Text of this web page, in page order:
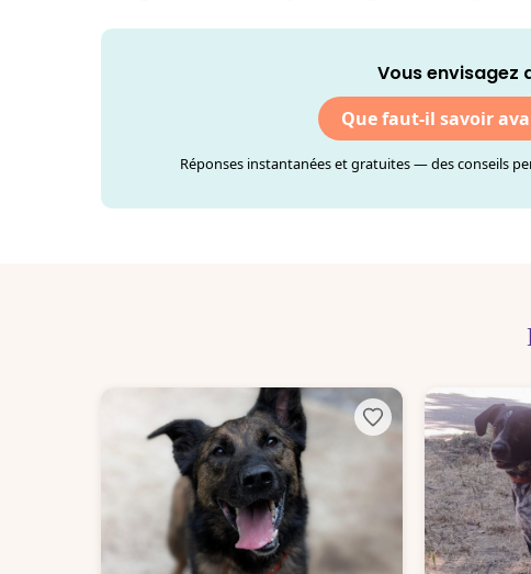
Vous envisagez
Que faut-il savoir
Réponses instantanées et gratuites — des conseils